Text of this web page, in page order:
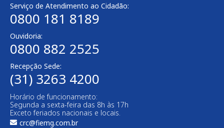
Serviço de Atendimento ao Cidadão:
0800 181 8189
Ouvidoria:
0800 882 2525​
Recepção Sede:
(31) 3263 4200
Horário de funcionamento:
Segunda a sexta-feira das 8h às 17h
Exceto feriados nacionais e locais.
crc@fiemg.com.br